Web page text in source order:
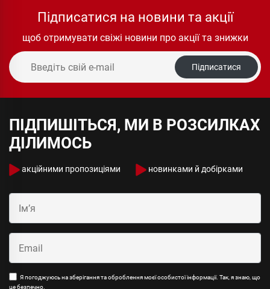
Підписатися на новини та акції
щоб отримувати свіжі новини про акції та знижки
Підписатися
ПІДПИШІТЬСЯ, МИ В РОЗСИЛКАХ
ДІЛИМОСЬ
акційними пропозиціями новинками й добірками
Я погоджуюсь на зберігання та оброблення моєї особистої інформації. Так, я знаю, що
це безпечно.